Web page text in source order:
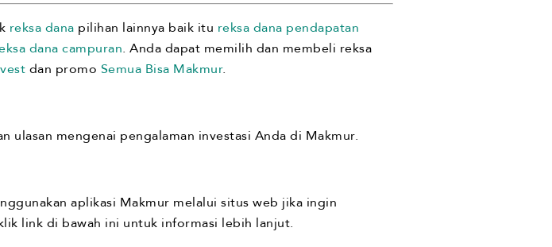
reksa dana pilihan lainnya baik itu reksa dana pendapatan
dana campuran. Anda dapat memilih dan membeli reksa
dan promo Semua Bisa Makmur.
ulasan mengenai pengalaman investasi Anda di Makmur.
aplikasi Makmur melalui situs web jika ingin
link di bawah ini untuk informasi lebih lanjut.